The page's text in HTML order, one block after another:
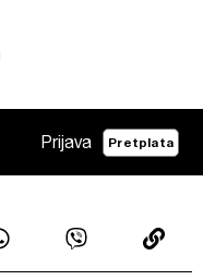
Prijava Pretplata